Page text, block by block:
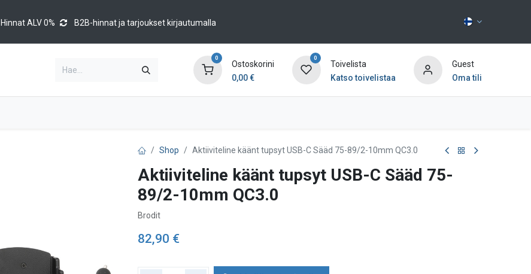
Hinnat ALV 0% B2B-hinnat ja tarjoukset kirjautumalla
0
Ostoskorini
0,00€
0
Toivelista
Katso toivelistaa
Guest
Oma tili
Shop Aktiiviteline käänt tupsyt USB-C Sääd 75-89/2-10mm QC3.0
Aktiiviteline käänt tupsyt USB-C Sääd 75-
89/2-10mm QC3.0
Brodit
82,90 €